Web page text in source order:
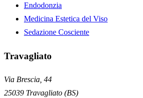
Endodonzia
Medicina Estetica del Viso
Sedazione Cosciente
Travagliato
Via Brescia, 44
25039 Travagliato (BS)